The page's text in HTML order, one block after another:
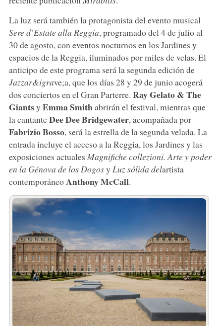
La luz será también la protagonista del evento musical
Sere d’Estate alla Reggia, programado del 4 de julio al
30 de agosto, con eventos nocturnos en los Jardines y
espacios de la Reggia, iluminados por miles de velas. El
anticipo de este programa será la segunda edición de
Jazzar&igrave;a, que los días 28 y 29 de junio acogerá
dos conciertos en el Gran Parterre. Ray Gelato & The
Giantsy EmmaSmithabrirán el festival, mientras que
la cantanteDee Dee Bridgewater, acompañada por
FabrizioBosso, será la estrella de la segunda velada. La
entrada incluye el acceso a la Reggia, los Jardines y las
exposiciones actuales Magnifiche collezioni. Arte y poder
en la Génova de los Dogosy Luz sólida delartista
contemporáneoAnthony McCall.